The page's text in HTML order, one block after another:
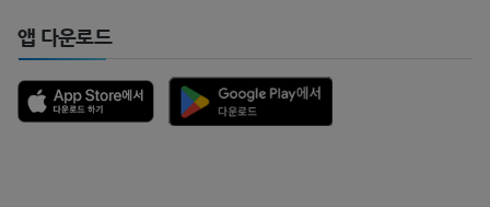
앱 다운로드